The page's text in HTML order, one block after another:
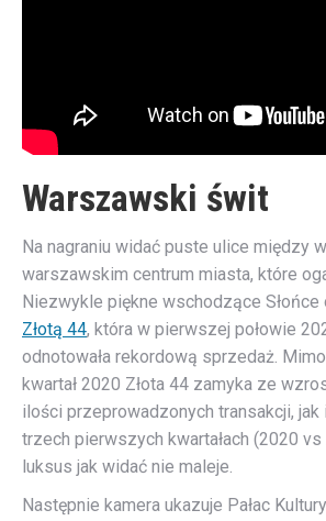
Warszawski świt
Na nagraniu widać puste ulice między
warszawskim centrum miasta, które
Niezwykle piękne wschodzące
Złotą 44, która w pierwszej połowie
odnotowała rekordową sprzedaż.
kwartał 2020 Złota 44 zamyka ze
ilości przeprowadzonych transakcji,
trzech pierwszych kwartałach (2020
luksus jak widać nie maleje.
Następnie kamera ukazuje Pałac